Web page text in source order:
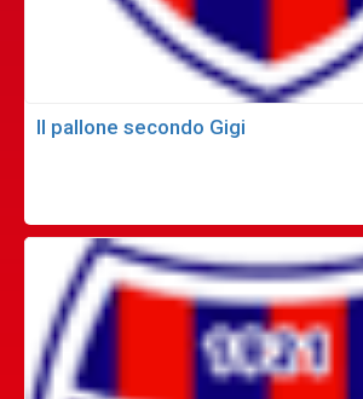
Il pallone secondo Gigi